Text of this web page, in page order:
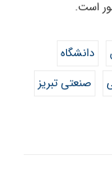
است.
دانشگاه
صنعتی تبریز